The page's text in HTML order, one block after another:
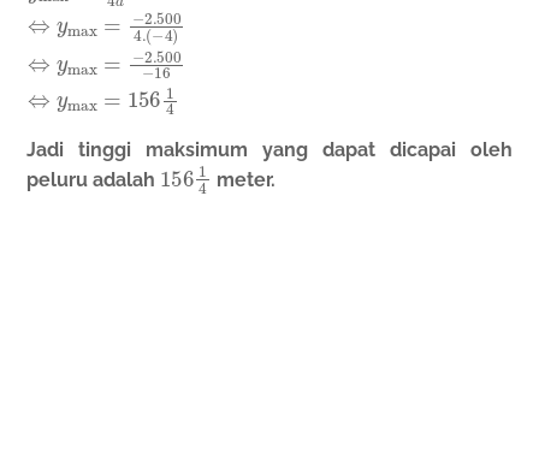
ymax=− D 4a⇔ymax
(−4 )⇔y max=−2.500
Jadi tinggi maksimum yang dapat dicapai oleh
peluru adalah
156 1
meter.